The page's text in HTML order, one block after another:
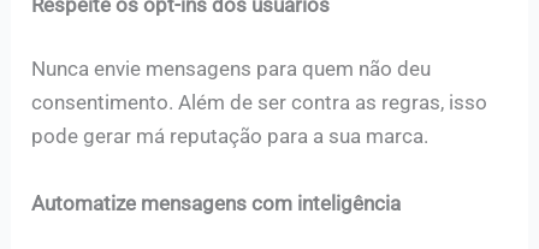
Nunca envie mensagens para quem não deu
consentimento. Além de ser contra as regras, isso
pode gerar má reputação para a sua marca.
Automatize mensagens com inteligência